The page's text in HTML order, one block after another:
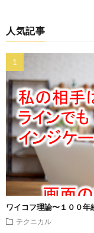
人気記事
ワイコフ理論〜１００年
テクニカル